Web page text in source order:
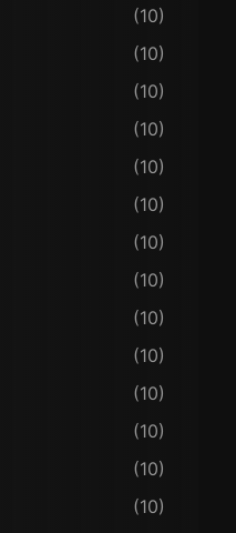
(10)
(10)
(10)
(10)
(10)
(10)
(10)
(10)
(10)
(10)
(10)
(10)
(10)
(10)